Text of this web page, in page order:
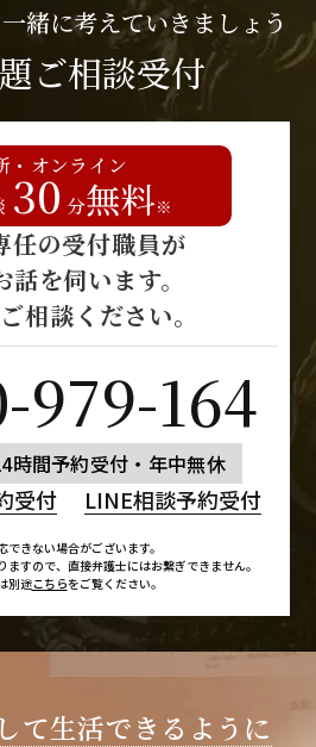
緒に考えていきましょう
ご相談受付
・オンライン
30 分無料※
任の受付職員が
話を伺います。
相談ください。
979-164
時間予約受付・年中無休
受付 LINE相談予約受付
きない場合がございます。
すので、 直接弁護士にはお繋ぎできません。
別途こちらをご覧ください。
て生活できるように